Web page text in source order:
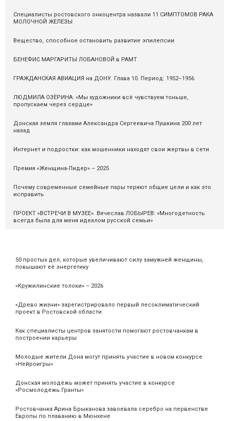
50 простых дел, которые увеличивают силу замужней женщины,
повышают её энергетику
«Кружилинские толоки» – 2026
«Древо жизни» зарегистрировало первый лесоклиматический
проект в Ростовской области
Как специалисты центров занятости помогают ростовчанкам в
построении карьеры
Молодые жители Дона могут принять участие в новом конкурсе
«Нейроигры»
Донская молодёжь может принять участие в конкурсе
«Росмолодёжь.Гранты»
Ростовчанка Арина Брыканова завоевала серебро на первенстве
Европы по плаванию в Мюнхене
Специалисты ростовского онкоцентра назвали 11 СИМПТОМОВ РАКА
МОЛОЧНОЙ ЖЕЛЕЗЫ
Вещество, способное остановить развитие эпилепсии
БЕНЕФИС МАРГАРИТЫ ЛОБАНОВОЙ в РАМТ
ГРАЖДАНСКАЯ АВИАЦИЯ на ДОНУ. Глава 10. Период: 1952–1956
ЛЮДМИЛА ОЗЁРИНА: «Мы художники всё чувствуем тоньше,
пропускаем через сердце»
Донская земля глазами Александра Сергеевича Пушкина 200 лет
назад
Интернет и подростки: как мошенники находят свои жертвы в сети
Премия «Женщина-Лидер» – 2025
Почему современные семейные пары теряют общие цели и как это
исправить
ПРОЕКТ «ВСТРЕЧИ В МУЗЕЕ». Вячеслав ЛОБЫРЕВ: «Многодетность
всегда была для меня идеалом русской семьи»